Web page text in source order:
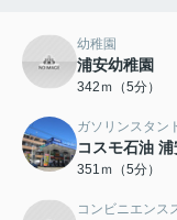
幼稚園
浦安幼稚園
342ｍ（5分）
ガソリンスタン
コスモ石油
351ｍ（5分）
コンビニエンス